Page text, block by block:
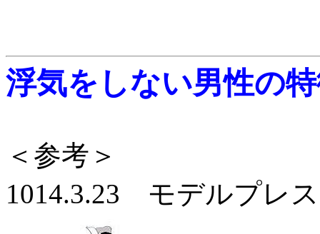
浮気をしない男性の
＜参考＞
1014.3.23 モデルプレ